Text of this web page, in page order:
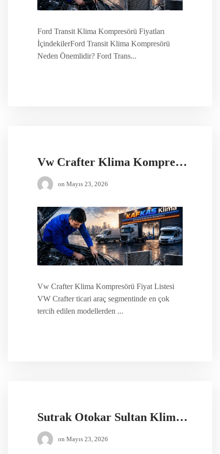
Ford Transit Klima Kompresörü Fiyatları
İçindekilerFord Transit Klima Kompresörü
Neden Önemlidir? Ford Trans...
Vw Crafter Klima Kompresörü Fiyat Listesi
on Mayıs 23, 2026
Vw Crafter Klima Kompresörü Fiyat Listesi
VW Crafter ticari araç segmentinde en çok
tercih edilen modellerden ...
Sutrak Otokar Sultan Klima Kompresörü
on Mayıs 23, 2026